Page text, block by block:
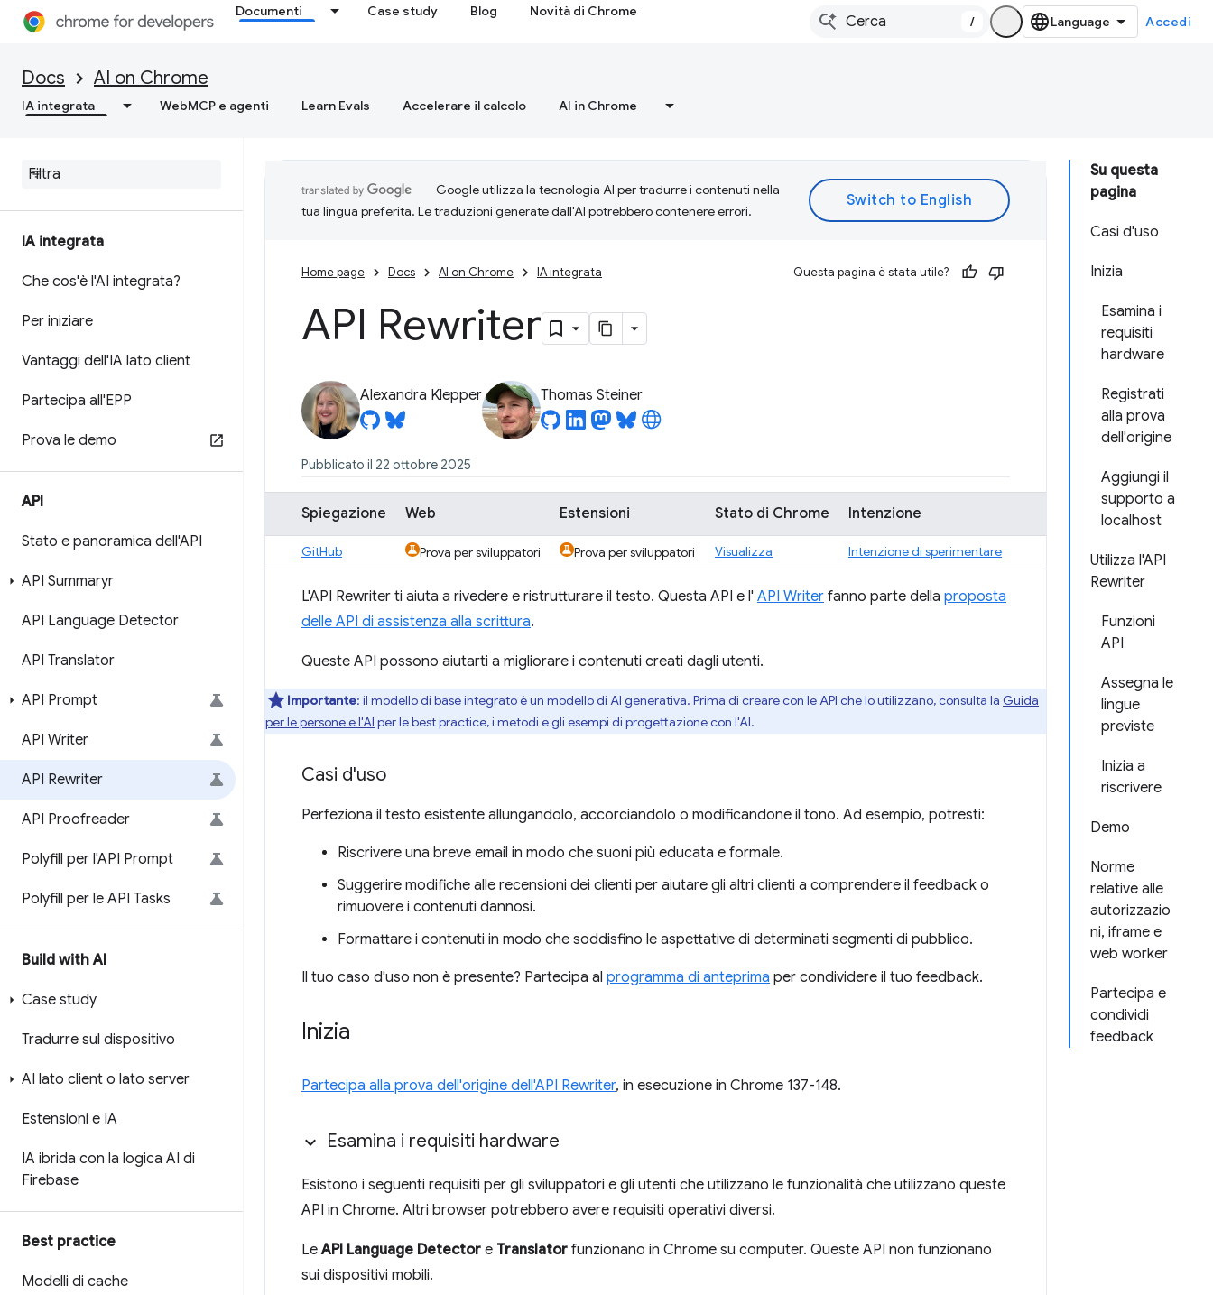
Documenti Case study Blog Novità di Chrome
/ Accedi
Docs AI on Chrome
IA integrata WebMCP e agenti Learn Evals Accelerare il calcolo AI in Chrome
IA integrata
Che cos'è l'AI integrata?
Per iniziare
Vantaggi dell'IA lato client
Partecipa all'EPP
Prova le demo
API
Stato e panoramica dell'API
API Summaryr
API Language Detector
API Translator
API Prompt
API Writer
API Rewriter
API Proofreader
Polyfill per l'API Prompt
Polyfill per le API Tasks
Build with AI
Case study
Tradurre sul dispositivo
AI lato client o lato server
Estensioni e IA
IA ibrida con la logica AI di
Firebase
Best practice
Modelli di cache
Su questa
pagina
Casi d'uso
Inizia
Esamina i
requisiti
hardware
Registrati
alla prova
dell'origine
Aggiungi il
supporto a
localhost
Utilizza l'API
Rewriter
Funzioni
API
Assegna le
lingue
previste
Inizia a
riscrivere
Demo
Norme
relative alle
autorizzazio
ni, iframe e
web worker
Partecipa e
condividi
feedback
Google utilizza la tecnologia AI per tradurre i contenuti nella
tua lingua preferita. Le traduzioni generate dall'AI potrebbero contenere errori.
Home page Docs AI on Chrome IA integrata Questa pagina è stata utile?
API Rewriter
Alexandra Klepper Thomas Steiner
Pubblicato il 22 ottobre 2025
Spiegazione Web Estensioni Stato di Chrome Intenzione
GitHub Prova per sviluppatori Prova per sviluppatori Visualizza Intenzione di sperimentare
L'API Rewriter ti aiuta a rivedere e ristrutturare il testo. Questa API e l' API Writer fanno parte della proposta
delle API di assistenza alla scrittura.
Queste API possono aiutarti a migliorare i contenuti creati dagli utenti.
Importante: il modello di base integrato è un modello di AI generativa. Prima di creare con le API che lo utilizzano, consulta la Guida
per le persone e l'AI per le best practice, i metodi e gli esempi di progettazione con l'AI.
Casi d'uso
Perfeziona il testo esistente allungandolo, accorciandolo o modificandone il tono. Ad esempio, potresti:
Riscrivere una breve email in modo che suoni più educata e formale.
Suggerire modifiche alle recensioni dei clienti per aiutare gli altri clienti a comprendere il feedback o
rimuovere i contenuti dannosi.
Formattare i contenuti in modo che soddisfino le aspettative di determinati segmenti di pubblico.
Il tuo caso d'uso non è presente? Partecipa al programma di anteprima per condividere il tuo feedback.
Inizia
Partecipa alla prova dell'origine dell'API Rewriter, in esecuzione in Chrome 137-148.
Esamina i requisiti hardware
Esistono i seguenti requisiti per gli sviluppatori e gli utenti che utilizzano le funzionalità che utilizzano queste
API in Chrome. Altri browser potrebbero avere requisiti operativi diversi.
LeAPI Language Detector e Translator funzionano in Chrome su computer. Queste API non funzionano
sui dispositivi mobili.